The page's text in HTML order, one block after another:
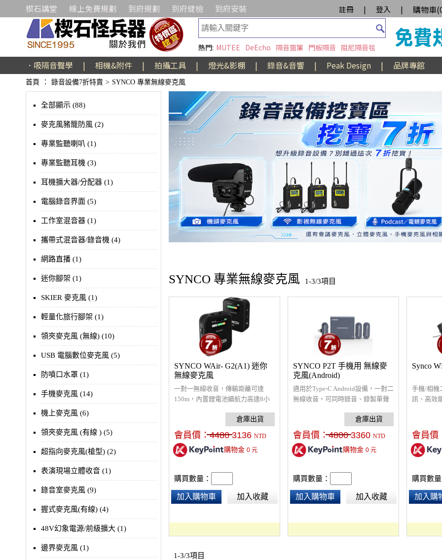
楔石講堂 線上免費規劃 到府規劃 到府健檢 到府安裝 註冊 | 登入 | 購物車(
熱門: MUTEE DeEcho 隔音窗簾 門板隔音 阻尼隔音毯
．吸隔音聲學 | 相機&附件 | 拍攝工具 | 燈光&影棚 | 錄音&音響 | Peak Design | 品牌專館
首頁 ： 錄音設備7折特賣 > SYNCO 專業無線麥克風
全部顯示 (88)
麥克風豬籠防風 (2)
專業監聽喇叭 (1)
專業監聽耳機 (3)
耳機擴大器/分配器 (1)
電腦錄音界面 (5)
工作室混音器 (1)
攜帶式混音器/錄音機 (4)
網路直播 (1)
迷你腳架 (1)
SKIER 麥克風 (1)
輕量化旅行腳架 (1)
領夾麥克風 (無線) (10)
USB 電腦數位麥克風 (5)
防噴口水罩 (1)
手機麥克風 (14)
機上麥克風 (6)
領夾麥克風 (有線 ) (5)
超指向麥克風(槍型) (2)
表演現場立體收音 (1)
錄音室麥克風 (9)
握式麥克風(有線) (4)
48V幻象電源/前級擴大 (1)
邊界麥克風 (1)
SYNCO 專業無線麥克風 1-3/3項目
SYNCO WAir- G2(A1) 迷你
無線麥克風
一對一無線收音，傳輸距離可達
150m，內置鋰電池續航力高達8小
電，5級增益調節和即時監聽，立即
掌握收音品質，開機自動配對使用
上便捷快速，表面類膚材質耐磨不
沾指紋。重量僅39g。
會員價：4480 3136 NTD
購物金 0元
購買數量：
加入購物車 加入收藏
SYNCO P2T 手機用 無線麥
克風(Android)
適用於Type-C Android設備，一對二
無線收音，可同時錄音、錄製單聲
輸距離可達150m，抽屜式無線充電
盒，觸點快速充電，內置鋰電池可
續航5小時，也支持邊錄製邊充電。
高保真聲音、即時耳機監聽、9種變
內容，大幅降低背景雜音，維持直
播高品質，表面類膚材質耐磨不沾
指紋。
會員價：4800 3360 NTD
購物金 0元
購買數量：
加入購物車 加入收藏
Synco
手機/相機
訊、高效
系統。
會員價
購買數
加入購
1-3/3項目